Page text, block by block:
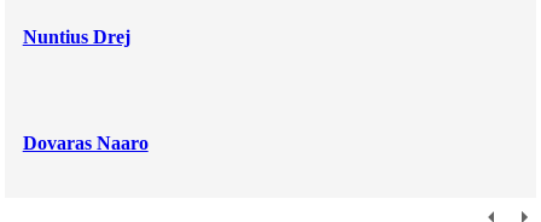
Nuntius Drej
Dovaras Naaro